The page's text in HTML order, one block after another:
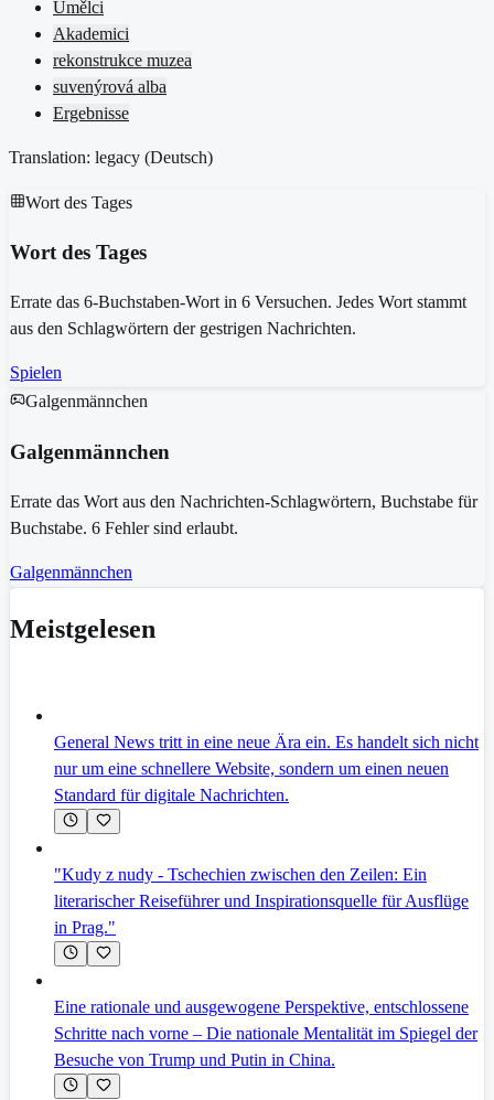
Umělci
Akademici
rekonstrukce muzea
suvenýrová alba
Ergebnisse
Translation: legacy (Deutsch)
Wort des Tages
Wort des Tages
Errate das 6-Buchstaben-Wort in 6 Versuchen. Jedes Wort stammt
aus den Schlagwörtern der gestrigen Nachrichten.
Spielen
Galgenmännchen
Galgenmännchen
Errate das Wort aus den Nachrichten-Schlagwörtern, Buchstabe für
Buchstabe. 6 Fehler sind erlaubt.
Galgenmännchen
Meistgelesen
General News tritt in eine neue Ära ein. Es handelt sich nicht
nur um eine schnellere Website, sondern um einen neuen
Standard für digitale Nachrichten.
"Kudy z nudy - Tschechien zwischen den Zeilen: Ein
literarischer Reiseführer und Inspirationsquelle für Ausflüge
in Prag."
Eine rationale und ausgewogene Perspektive, entschlossene
Schritte nach vorne – Die nationale Mentalität im Spiegel der
Besuche von Trump und Putin in China.